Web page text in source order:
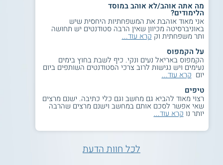
על מוסד הלימוד
בבית הספר למדעי הבריאות באוניברסיטת אריאל ניתן ללמוד
בתכניות רבות נוספות לתואר הראשון. בין היתר, מתקיימים
פיזיותרפיה, לימודי סיעוד,
התזונה ולימודי מדעי הרפואה. כמו כן, אפשר ללמוד בפקולטות
למדעי הטבע, להנדסה ולמדעי החברה והרוח ובבתי ספר
לתקשורת ולארכיטקטורה. באוניברסיטה מתקיימות גם מכינות
קבלתם לאוניברסיטה.
תעודה
תואר ראשון בניהול מערכות בריאות מוענק לסטודנטים אשר
מה אתה אוהב/לא אוהב במוסד
הלימודים?
אני מאוד אוהבת את המשפחתיות היחסית שיש
באוניברסיטה מכיוון שאין הרבה סטודנטים יש תחושה
ותר משפחתית וק קרא עוד...
על הקמפוס
הקמפוס באריאל נעים ונקי. כיף לשבת בחוץ בימים
נעימים ויש נגישות לרוב צרכי הסטודנטים השותפים ביום
יום קרא עוד...
טיפים
רצוי מאוד להביא גם מחשב וגם כלי כתיבה. ישנם מרצים
שאי אפשר לסכם אותם במחשב וישנם מרצים שהרבה
יותר נו קרא עוד...
לכל חוות הדעת